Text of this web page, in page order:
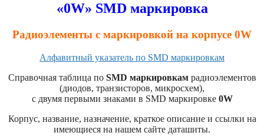
«0W» SMD маркировка
Радиоэлементы с маркировкой на корпусе 0W
Алфавитный указатель по SMD маркировкам
Справочная таблица по SMD маркировкамрадиоэлементов
(диодов, транзисторов, микросхем),
с двумя первыми знаками в SMD маркировке 0W
Корпус, название, назначение, краткое описание и ссылки на
имеющиеся на нашем сайте даташиты.